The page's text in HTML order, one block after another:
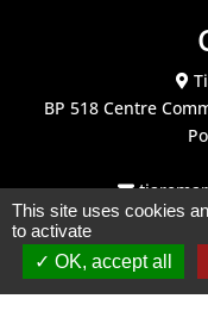
BP 518 Centre
This site uses cookies
to activate
OK, accept all